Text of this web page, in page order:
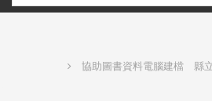
協助圖書資料電腦建檔 縣立